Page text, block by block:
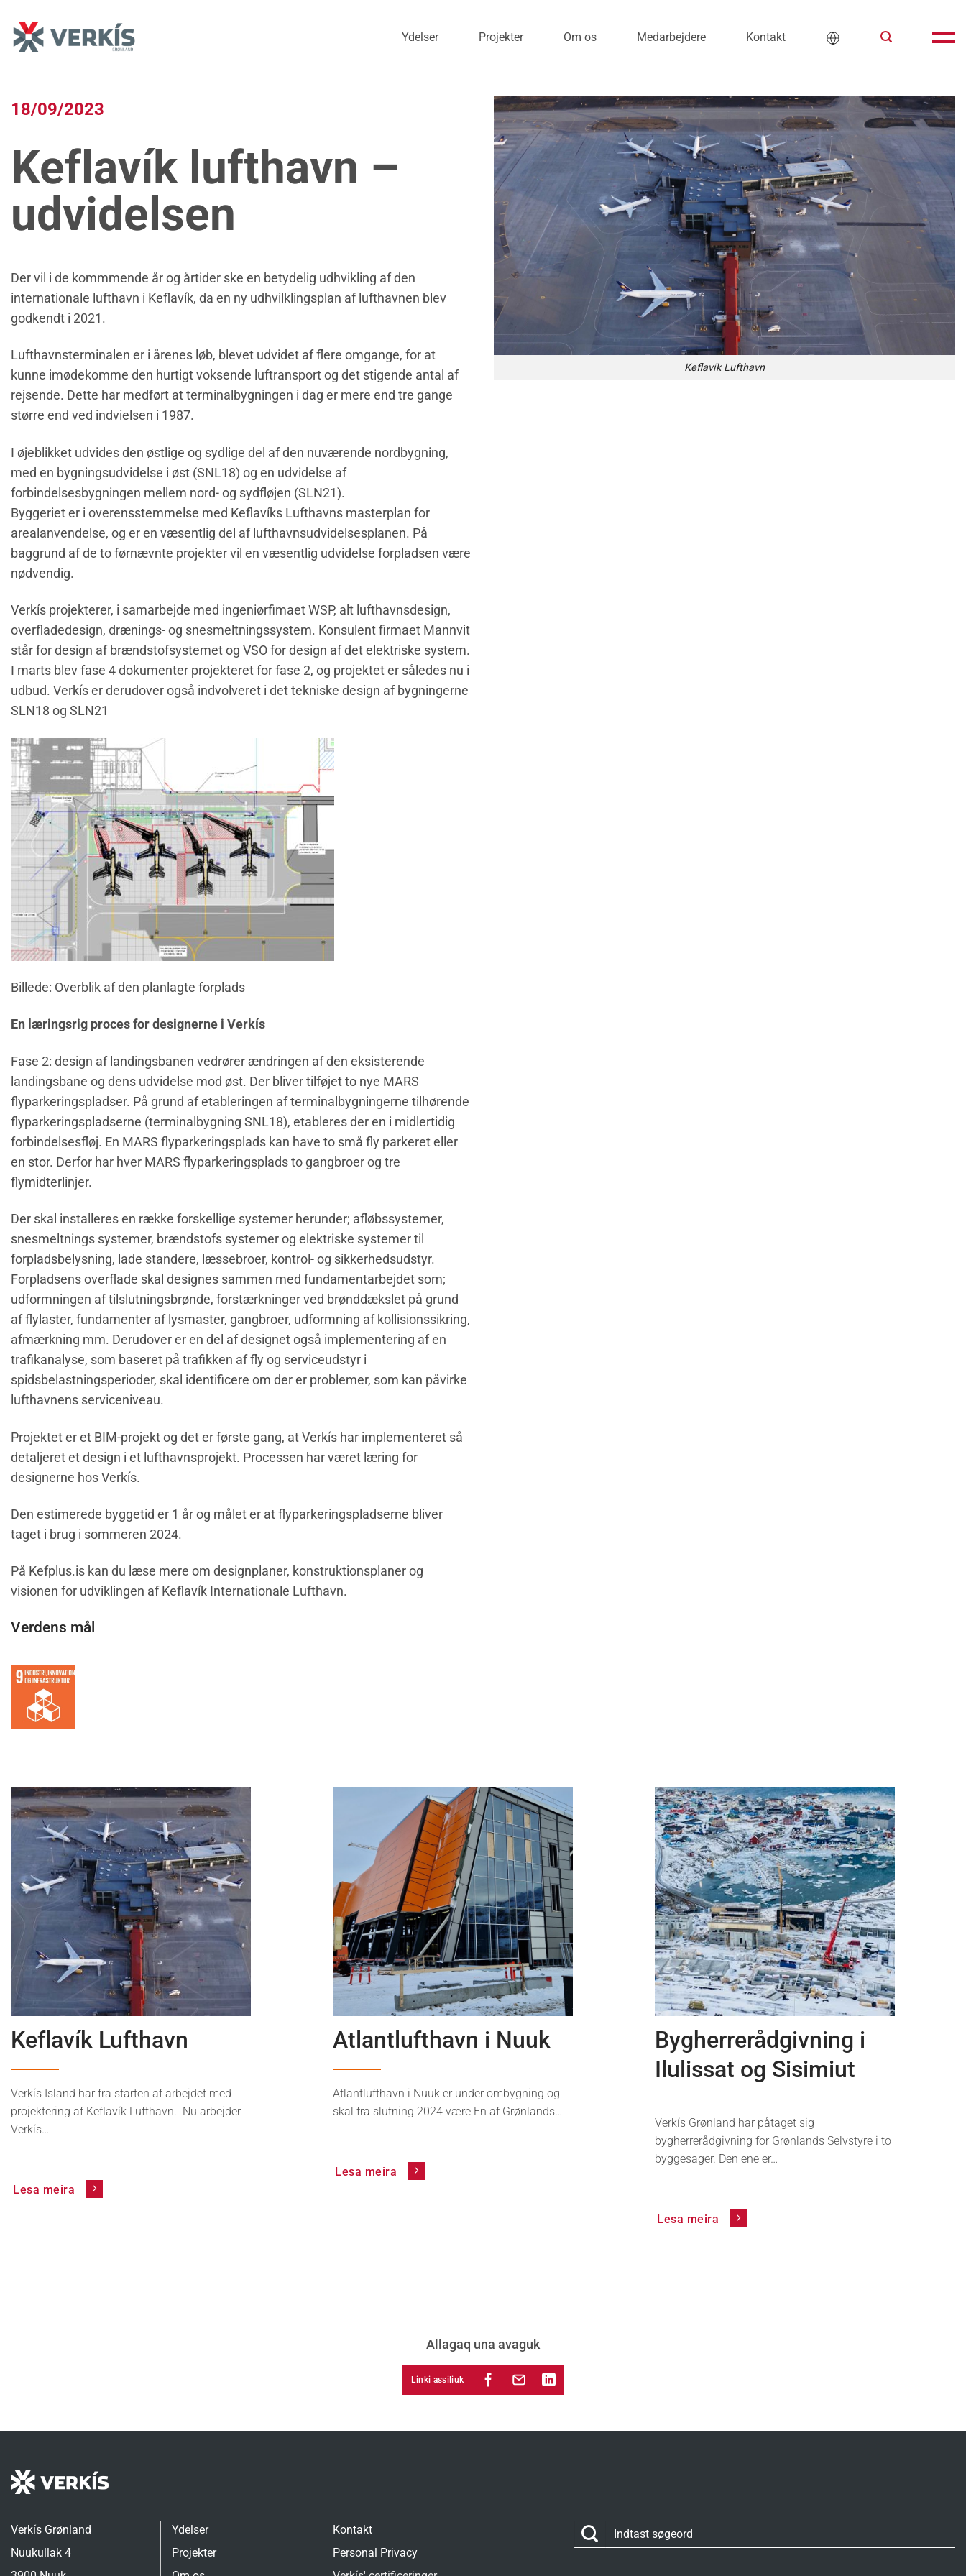
indhold
Ydelser Projekter Om os Medarbejdere Kontakt
18/09/2023
Keflavík lufthavn –
udvidelsen
Der vil i de kommmende år og årtider ske en betydelig udhvikling af den
internationale lufthavn i Keflavík, da en ny udhvilklingsplan af lufthavnen blev
godkendt i 2021.
Lufthavnsterminalen er i årenes løb, blevet udvidet af flere omgange, for at
kunne imødekomme den hurtigt voksende luftransport og det stigende antal af
rejsende. Dette har medført at terminalbygningen i dag er mere end tre gange
større end ved indvielsen i 1987.
I øjeblikket udvides den østlige og sydlige del af den nuværende nordbygning,
med en bygningsudvidelse i øst (SNL18) og en udvidelse af
forbindelsesbygningen mellem nord- og sydfløjen (SLN21).
Byggeriet er i overensstemmelse med Keflavíks Lufthavns masterplan for
arealanvendelse, og er en væsentlig del af lufthavnsudvidelsesplanen. På
baggrund af de to førnævnte projekter vil en væsentlig udvidelse forpladsen være
nødvendig.
Verkís projekterer, i samarbejde med ingeniørfimaet WSP, alt lufthavnsdesign,
overfladedesign, drænings- og snesmeltningssystem. Konsulent firmaet Mannvit
står for design af brændstofsystemet og VSO for design af det elektriske system.
I marts blev fase 4 dokumenter projekteret for fase 2, og projektet er således nu i
udbud. Verkís er derudover også indvolveret i det tekniske design af bygningerne
SLN18 og SLN21
Billede: Overblik af den planlagte forplads
En læringsrig proces fordesignerne i Verkís
Fase 2: design af landingsbanen vedrører ændringen af ​​den eksisterende
landingsbane og dens udvidelse mod øst. Der bliver tilføjet to nye MARS
flyparkeringspladser. På grund af etableringen af terminalbygningerne tilhørende
flyparkeringspladserne (terminalbygning SNL18), etableres der en i midlertidig
forbindelsesfløj. En MARS flyparkeringsplads kan have to små fly parkeret eller
en stor. Derfor har hver MARS flyparkeringsplads to gangbroer og tre
flymidterlinjer.
Der skal installeres en række forskellige systemer herunder; afløbssystemer,
snesmeltnings systemer, brændstofs systemer og elektriske systemer til
forpladsbelysning, lade standere, læssebroer, kontrol- og sikkerhedsudstyr.
Forpladsens overflade skal designes sammen med fundamentarbejdet som;
udformningen af tilslutningsbrønde, forstærkninger ved brønddækslet på grund
af flylaster, fundamenter af lysmaster, gangbroer, udformning af kollisionssikring,
afmærkning mm. Derudover er en del af designet også implementering af en
trafikanalyse, som baseret på trafikken af ​​fly og serviceudstyr i
spidsbelastningsperioder, skal identificere om der er problemer, som kan påvirke
lufthavnens serviceniveau.
Projektet er et BIM-projekt og det er første gang, at Verkís har implementeret så
detaljeret et design i et lufthavnsprojekt. Processen har været læring for
designerne hos Verkís.
Den estimerede byggetid er 1 år og målet er at flyparkeringspladserne bliver
taget i brug i sommeren 2024.
På Kefplus.is kan du læse mere om designplaner, konstruktionsplaner og
visionen for udviklingen af Keflavík Internationale Lufthavn.
Verdens mål
Keflavík Lufthavn
Keflavík Lufthavn
Verkís Island har fra starten af arbejdet med
projektering af Keflavík Lufthavn. Nu arbejder
Verkís…
Lesa meira
News
Atlantlufthavn i Nuuk
Atlantlufthavn i Nuuk er under ombygning og
skal fra slutning 2024 være En af Grønlands…
Lesa meira
News
Bygherrerådgivning i
Ilulissat og Sisimiut
Verkís Grønland har påtaget sig
bygherrerådgivning for Grønlands Selvstyre i to
byggesager. Den ene er…
Lesa meira
Allagaq una avaguk
Linki assiliuk
Verkís Grønland
Nuukullak 4
Ydelser
Projekter
Kontakt
Personal Privacy